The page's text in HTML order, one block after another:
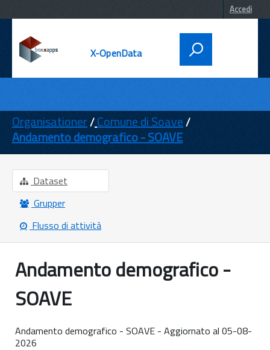
Accedi
X-OpenData
ENTI
TEMI
INFORMAZIONI
Organisationer Comune di Soave
Andamento demografico - SOAVE
Dataset
Grupper
Flusso di attività
Andamento demografico -
SOAVE
Andamento demografico - SOAVE - Aggiornato al 05-08-
2026